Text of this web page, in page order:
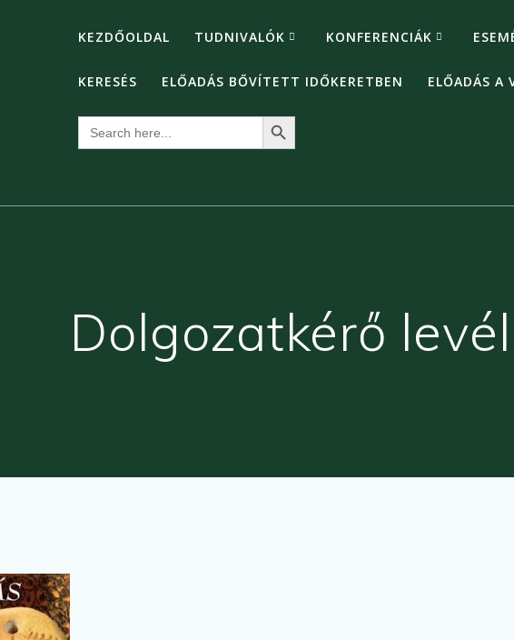
KEZDŐOLDAL TUDNIVALÓK KONFERENCIÁK
KERESÉS ELŐADÁS BŐVÍTETT IDŐKERETBEN ELŐADÁS A
Search
for:
Search Button
Dolgozatkérő levél